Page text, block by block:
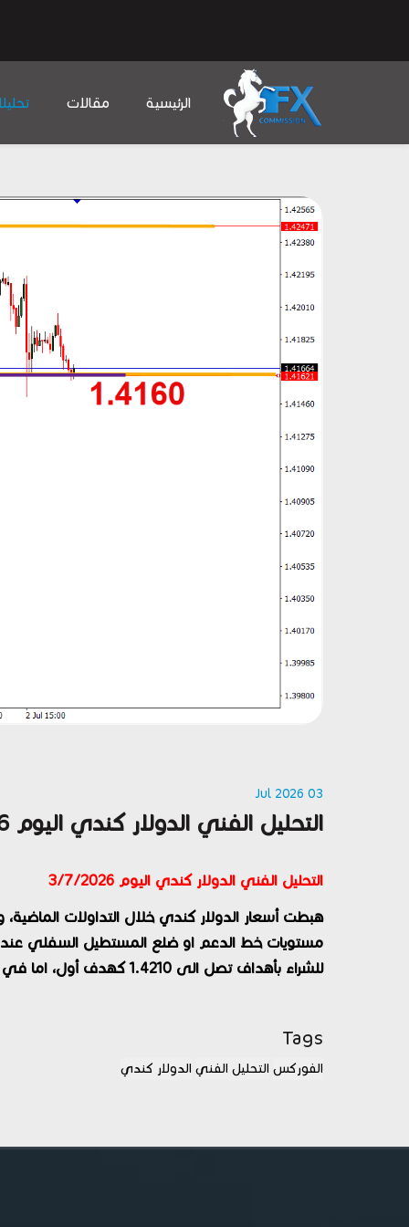
الرئيسية مقالات
03 Jul 2026
التحليل الفني الدولار كندي اليوم 3/7/2026
التحليل الفني الدولار كندي اليوم 3/7/2026
هبطت أسعار الدولار كندي خلال التداولات
للشراء بأهداف تصل الى 1.4210 كهدف أول، اما في حال الهبوط وكسر هذه المستويات فالبيع هو الاقرب.
Tags
الفوركس التحليل الفني الدولار كندي